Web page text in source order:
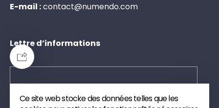
Ce site web stocke des données telles que les
E-mail :contact@numendo.com
Lettre d’informations
Envoyer